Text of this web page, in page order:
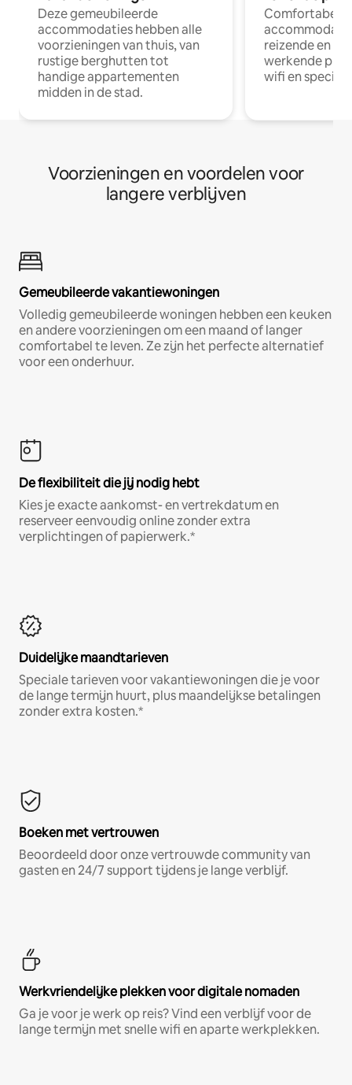
Deze gemeubileerde
accommodaties hebben alle
voorzieningen van thuis, van
rustige berghutten tot
handige appartementen
midden in de stad.
Comfortabele
reizende en
werkende
wifi en
Voorzieningen en voordelen voor
langere verblijven
Gemeubileerde vakantiewoningen
Volledig gemeubileerde woningen hebben een keuken
en andere voorzieningen om een maand of langer
comfortabel te leven. Ze zijn het perfecte alternatief
voor een onderhuur.
De flexibiliteit die jij nodig hebt
Kies je exacte aankomst- en vertrekdatum en
reserveer eenvoudig online zonder extra
verplichtingen of papierwerk.*
Duidelijke maandtarieven
Speciale tarieven voor vakantiewoningen die je voor
de lange termijn huurt, plus maandelijkse betalingen
zonder extra kosten.*
Boeken met vertrouwen
Beoordeeld door onze vertrouwde community van
gasten en 24/7 support tijdens je lange verblijf.
Werkvriendelijke plekken voor digitale nomaden
Ga je voor je werk op reis? Vind een verblijf voor de
lange termijn met snelle wifi en aparte werkplekken.